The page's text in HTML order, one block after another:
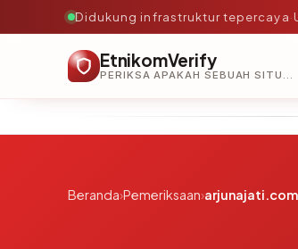
Didukung infrastruktur tepercaya·
EtnikomVerify
PERIKSA APAKAH SEBUAH SITUS AMAN, TEPERCAYA, DAN TERVERIFIKASI DALAM HITUNGAN DETIK.
Beranda›Pemeriksaan›arjunajati.com